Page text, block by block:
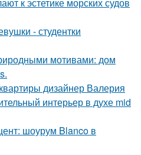
- студентки
мотивами: дом
дизайнер Валерия
интерьер в духе mid
шоурум Blanco в